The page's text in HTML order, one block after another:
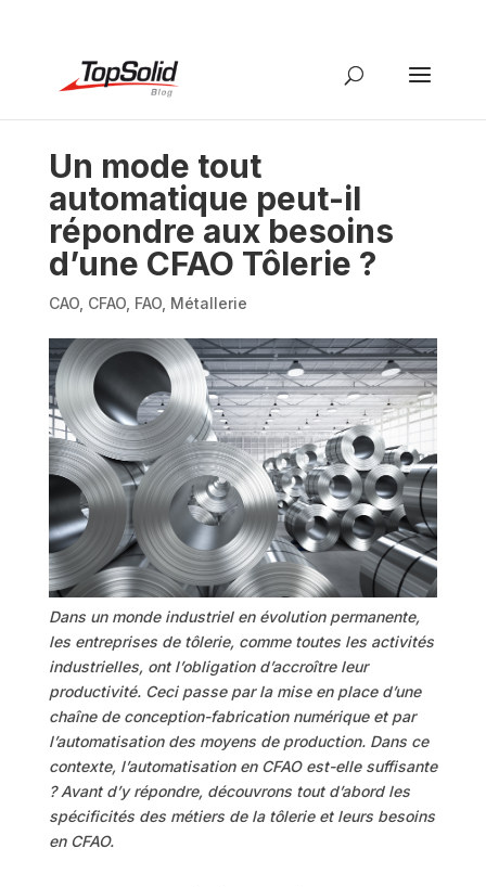
Un mode tout
automatique peut-il
répondre aux besoins
d’une CFAO Tôlerie ?
CAO, CFAO, FAO, Métallerie
Dans un monde industriel en évolution permanente,
les entreprises de tôlerie, comme toutes les activités
industrielles, ont l’obligation d’accroître leur
productivité. Ceci passe par la mise en place d’une
chaîne de conception-fabrication numérique et par
l’automatisation des moyens de production. Dans ce
contexte, l’automatisation en CFAO est-elle suffisante
? Avant d’y répondre, découvrons tout d’abord les
spécificités des métiers de la tôlerie et leurs besoins
en CFAO.